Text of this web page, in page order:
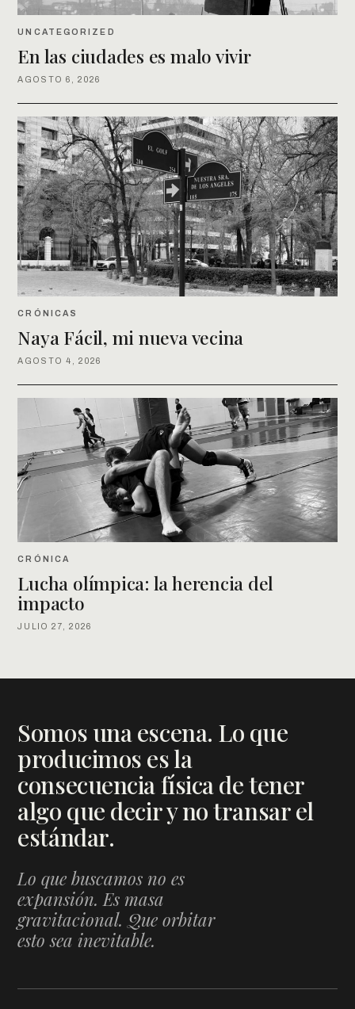
UNCATEGORIZED
En las ciudades es malo vivir
AGOSTO 6, 2026
CRÓNICAS
Naya Fácil, mi nueva vecina
AGOSTO 4, 2026
CRÓNICA
Lucha olímpica: la herencia del
impacto
JULIO 27, 2026
Somos una escena. Lo que
producimos es la
consecuencia física de tener
algo que decir y no transar el
estándar.
Lo que buscamos no es
expansión. Es masa
gravitacional. Que orbitar
esto sea inevitable.